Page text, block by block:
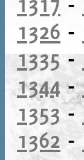
1326 -
1335 -
1344-
1353-
1362 -